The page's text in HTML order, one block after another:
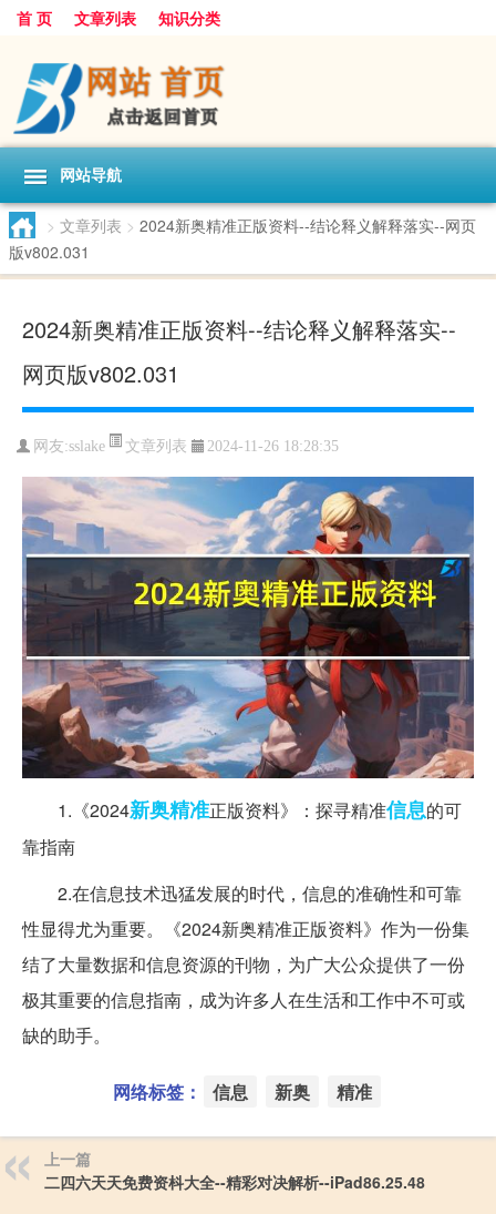
首 页 文章列表 知识分类
网站导航
> 文章列表 > 2024新奥精准正版资料--结论释义解释落实--网页
版v802.031
2024新奥精准正版资料--结论释义解释落实--
网页版v802.031
网友:sslake 文章列表 2024-11-26 18:28:35
1.《2024新奥精准正版资料》：探寻精准信息的可
靠指南
2.在信息技术迅猛发展的时代，信息的准确性和可靠
性显得尤为重要。《2024新奥精准正版资料》作为一份集
结了大量数据和信息资源的刊物，为广大公众提供了一份
极其重要的信息指南，成为许多人在生活和工作中不可或
缺的助手。
网络标签： 信息 新奥 精准
上一篇
二四六天天免费资枓大全--精彩对决解析--iPad86.25.48